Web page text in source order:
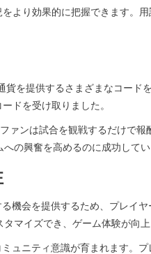
より効果的に把握できます。
を提供するさまざまなコード
ドを受け取りました。
ァンは試合を観戦するだけで報
の興奮を高めるのに成功してい
機会を提供するため、プレイ
マイズでき、ゲーム体験が向上
ュニティ意識が育まれます。